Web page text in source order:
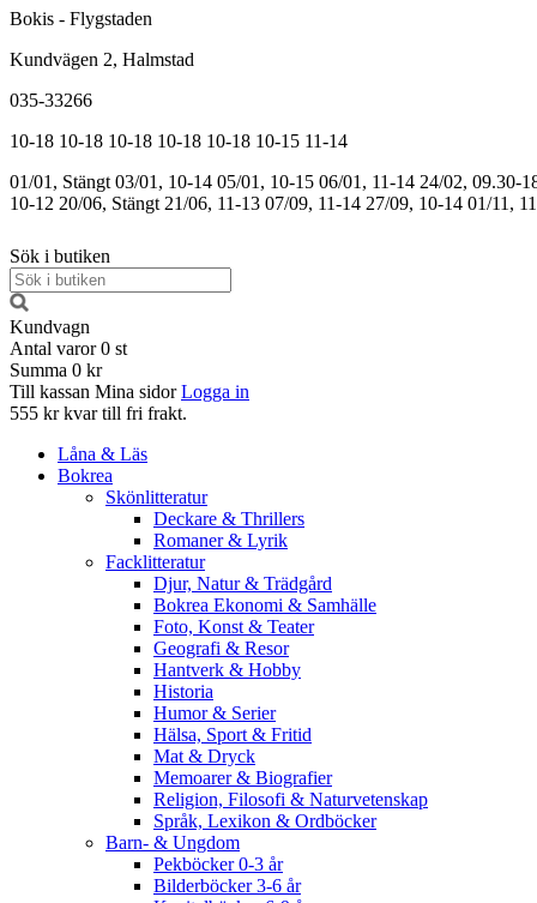
Bokis - Flygstaden
Kundvägen 2, Halmstad
035-33266
10-18 10-18 10-18 10-18 10-18 10-15 11-14
01/01, Stängt 03/01, 10-14 05/01, 10-15 06/01, 11-14 24/02, 09.30-
10-12 20/06, Stängt 21/06, 11-13 07/09, 11-14 27/09, 10-14 01/11,
Sök i butiken
Kundvagn
Antal varor 0 st
Summa 0 kr
Till kassan Mina sidor Logga in
555 kr kvar till fri frakt.
Låna & Läs
Bokrea
Skönlitteratur
Deckare & Thrillers
Romaner & Lyrik
Facklitteratur
Djur, Natur & Trädgård
Bokrea Ekonomi & Samhälle
Foto, Konst & Teater
Geografi & Resor
Hantverk & Hobby
Historia
Humor & Serier
Hälsa, Sport & Fritid
Mat & Dryck
Memoarer & Biografier
Religion, Filosofi & Naturvetenskap
Språk, Lexikon & Ordböcker
Barn- & Ungdom
Pekböcker 0-3 år
Bilderböcker 3-6 år